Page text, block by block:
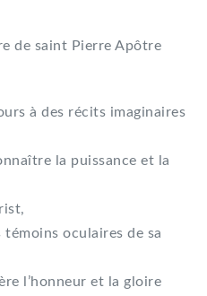
de saint Pierre Apôtre
à des récits imaginaires
la puissance et la
témoins oculaires de sa
l’honneur et la gloire